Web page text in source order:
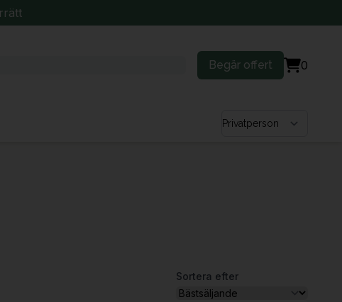
Begär offert 0
Välj kundtyp
Sortera efter